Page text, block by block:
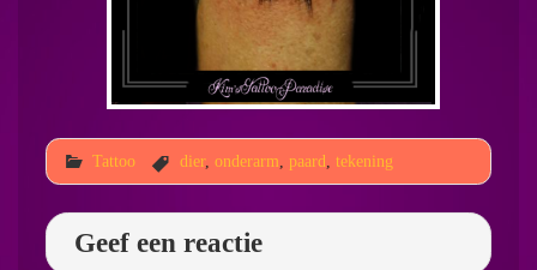
Tattoo dier, onderarm paard tekening
Geef een reactie